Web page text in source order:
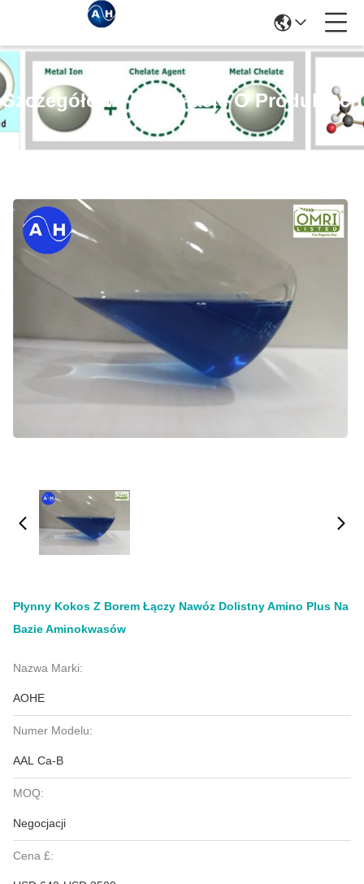
Szczegółowe Informacje O Produktach
Płynny Kokos Z Borem Łączy Nawóz Dolistny Amino Plus Na
Bazie Aminokwasów
Nazwa Marki:
AOHE
Numer Modelu:
AAL Ca-B
MOQ:
Negocjacji
Cena £: